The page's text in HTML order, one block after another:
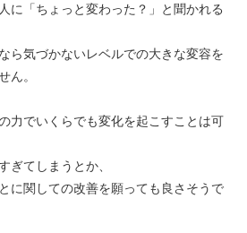
に「ちょっと変わった？」と聞かれる
ら気づかないレベルでの大きな変容を
ん。
力でいくらでも変化を起こすことは可
ぎてしまうとか、
に関しての改善を願っても良さそうで